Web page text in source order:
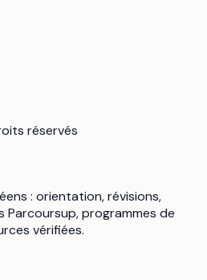
réservés
: orientation, révisions,
Parcoursup, programmes de
vérifiées.